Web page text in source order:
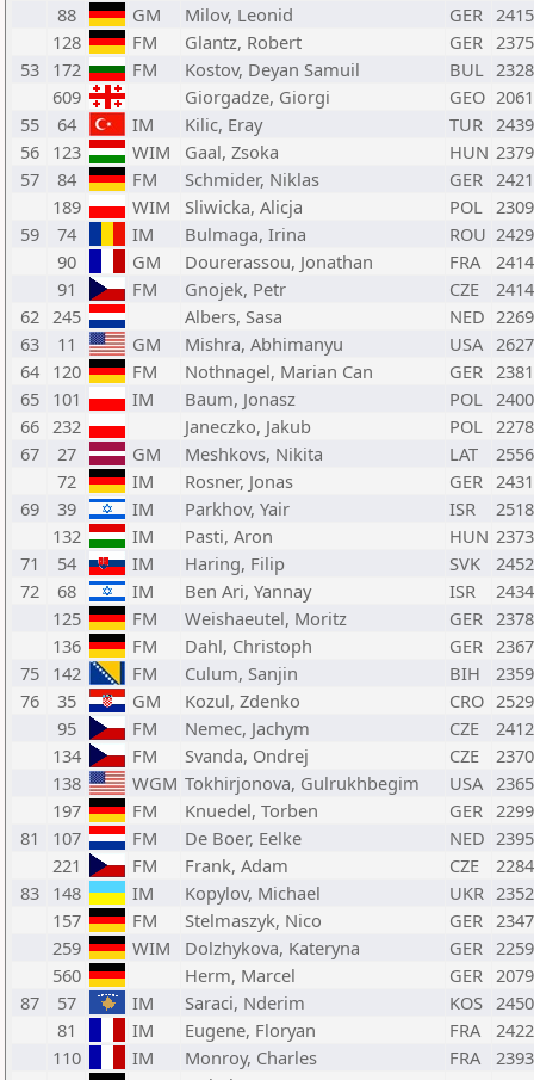
88
GM Milov, Leonid GER 2415
128
FM Glantz, Robert GER 2375
53 172 FM Kostov, Deyan Samuil BUL 2328
609
Giorgadze, Giorgi GEO 2061
55
64 IM Kilic, Eray TUR 2439
56 123 WIM Gaal, Zsoka HUN 2379
57
84 FM Schmider, Niklas GER 2421
189
WIM Sliwicka, Alicja POL 2309
59
74 IM Bulmaga, Irina ROU 2429
90
GM Dourerassou, Jonathan FRA
2414
91
FM Gnojek, Petr CZE
2414
62 245 Albers, Sasa NED 2269
63
11 GM Mishra, Abhimanyu USA 2627
64 120 FM Nothnagel, Marian Can GER 2381
65 101 IM Baum, Jonasz POL 2400
66 232 Janeczko, Jakub POL 2278
67
27 GM Meshkovs, Nikita LAT
2556
72
IM Rosner, Jonas GER 2431
69
39 IM Parkhov, Yair ISR
2518
132
IM Pasti, Aron HUN 2373
71
54 IM Haring, Filip SVK
2452
72
68 IM Ben Ari, Yannay ISR
2434
125
FM Weishaeutel, Moritz GER 2378
136
FM Dahl, Christoph GER 2367
75 142 FM Culum, Sanjin BIH
2359
76
35 GM Kozul, Zdenko CRO 2529
95
FM Nemec, Jachym CZE
2412
134
FM Svanda, Ondrej CZE
2370
138
WGM Tokhirjonova, Gulrukhbegim USA 2365
197
FM Knuedel, Torben GER 2299
81
107 FM De Boer, Eelke NED 2395
221
FM Frank, Adam CZE
2284
83 148 IM Kopylov, Michael UKR 2352
157
FM Stelmaszyk, Nico GER 2347
259
WIM Dolzhykova, Kateryna GER 2259
560
Herm, Marcel GER 2079
87
57 IM Saraci, Nderim KOS 2450
81
IM Eugene, Floryan FRA
2422
110
IM Monroy, Charles FRA
2393